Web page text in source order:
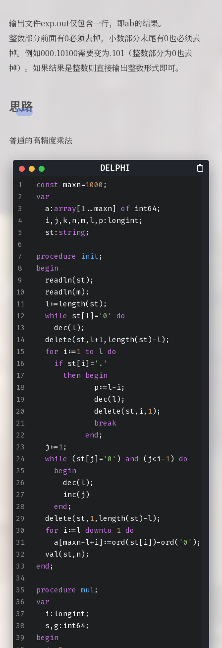
输出文件exp.out仅包含一行，即ab的结果。
整数部分前面有0必须去掉，小数部分末尾有0也必须去
掉。例如000.10100需要变为.101（整数部分为0也去
掉）。如果结果是整数则直接输出整数形式即可。
思路
普通的高精度乘法
const maxn=1000 ;
var
  a:
array[ 1..maxn] of int64;
  i,j,k,n,m,l,p:longint;
  st:
string ;
procedure init ;
begin
  readln(st);
  readln(m);
  l:=length(st);
while st[l]= '0'
do
    dec(l);
  delete(st,l+
1,length(st)-l);
for i:=1 to l do
if st[i]= '.'
then begin
             p:=l-i;
             dec(l);
             delete(st,i,
1);
break
end ;
  j:=
1;
while (st[j]= '0' ) and (j<i- 1) do
begin
      dec(l);
      inc(j)
end ;
  delete(st,
1,length(st)-l);
for i:=l downto 1 do
    a[maxn-l+i]:=ord(st[i])-ord(
'0' );
  val(st,n);
end ;
procedure mul ;
var
  i:longint;
  s,g:int64;
begin